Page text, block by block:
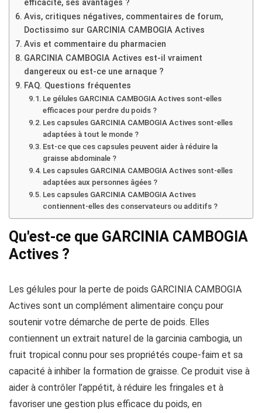
efficacité, ses avantages ?
Avis, critiques négatives, commentaires de forum,
Doctissimo sur GARCINIA CAMBOGIA Actives
Avis et commentaire du pharmacien
GARCINIA CAMBOGIA Actives est-il vraiment
dangereux ou est-ce une arnaque ?
FAQ. Questions fréquentes
Le gélules GARCINIA CAMBOGIA Actives sont-elles
efficaces pour perdre du poids ?
Les capsules GARCINIA CAMBOGIA Actives sont-elles
adaptées à tout le monde ?
Est-ce que ces capsules peuvent aider à réduire la
graisse abdominale ?
Les capsules GARCINIA CAMBOGIA Actives sont-elles
adaptées aux personnes âgées ?
Les capsules GARCINIA CAMBOGIA Actives
contiennent-elles des conservateurs ou additifs ?
Qu'est-ce que GARCINIA CAMBOGIA
Actives ?
Les gélules pour la perte de poids GARCINIA CAMBOGIA
Actives sont un complément alimentaire conçu pour
soutenir votre démarche de perte de poids. Elles
contiennent un extrait naturel de la garcinia cambogia, un
fruit tropical connu pour ses propriétés coupe-faim et sa
capacité à inhiber la formation de graisse. Ce produit vise à
aider à contrôler l’appétit, à réduire les fringales et à
favoriser une gestion plus efficace du poids, en